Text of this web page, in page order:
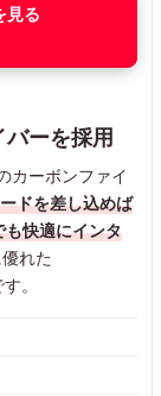
見る
ーを採用
カーボンファイ
ドを差し込めば
快適にインタ
れた
。